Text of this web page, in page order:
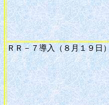
ＲＲ－７導入（８月１９日）